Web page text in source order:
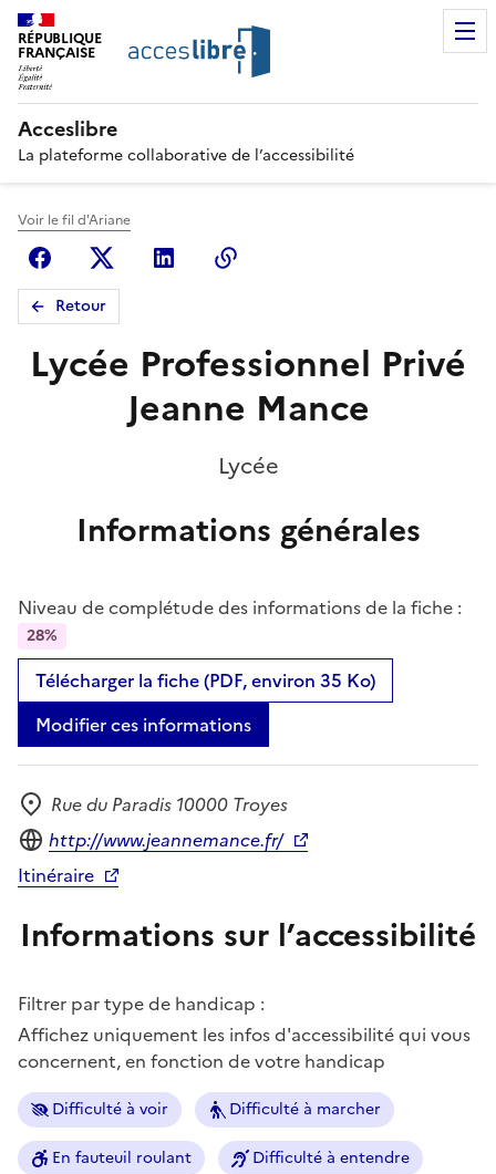
RÉPUBLIQUE
FRANÇAISE
Acceslibre
La plateforme collaborative de l’accessibilité
Voir le fil d'Ariane
FacebookX (anciennement Twitter)
Linkedin
Retour
Lycée Professionnel Privé
Jeanne Mance
Lycée
Informations générales
Niveau de complétude des informations de la fiche :
28%
Télécharger la fiche (PDF, environ 35 Ko)
Modifier ces informations
Adresse
Rue du Paradis 10000 Troyes
Site internet
http://www.jeannemance.fr/
Itinéraire
Informations sur l’accessibilité
Filtrer par type de handicap :
Affichez uniquement les infos d'accessibilité qui vous
concernent, en fonction de votre handicap
Difficulté à voir Difficulté à marcher
En fauteuil roulant Difficulté à entendre